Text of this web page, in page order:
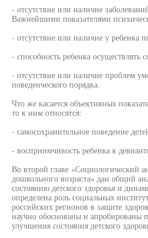
- отсутствие или наличие
Важнейшими показателями
- отсутствие или наличие у ребенка
- способность ребенка осуществлять
- отсутствие или наличие проблем
поведенческого порядка.
Что же касается объективных
то к ним относятся:
- самосохранительное поведение
- восприимчивость ребенка к
Во второй главе «Социологический
дошкольного возраста» дан общий
состоянию детского здоровья и
определена роль социальных
российских регионов в защите
научно обоснованы и апробированы
улучшения состояния детского